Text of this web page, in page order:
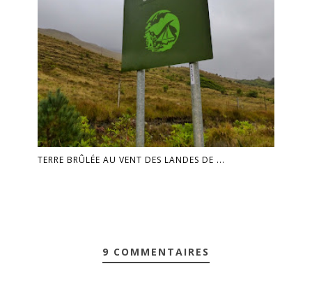
TERRE BRÛLÉE AU VENT DES LANDES DE ...
9 COMMENTAIRES